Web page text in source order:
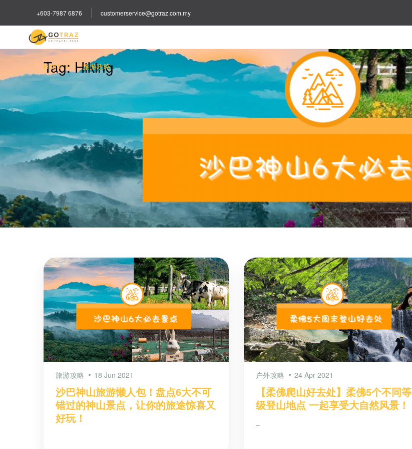
+603-7987 6876 customerservice@gotraz.com.my
Tag:Hiking
Home 旅游攻略
旅游攻略 18 Jun 2021
沙巴神山旅游懒人包！盘点6大不可
错过的神山景点，让你的旅途惊喜又
好玩！
户外攻略 24 Apr 2021
【柔佛爬山好去处】柔佛5个不同等
级登山地点 一起享受大自然风景！
–